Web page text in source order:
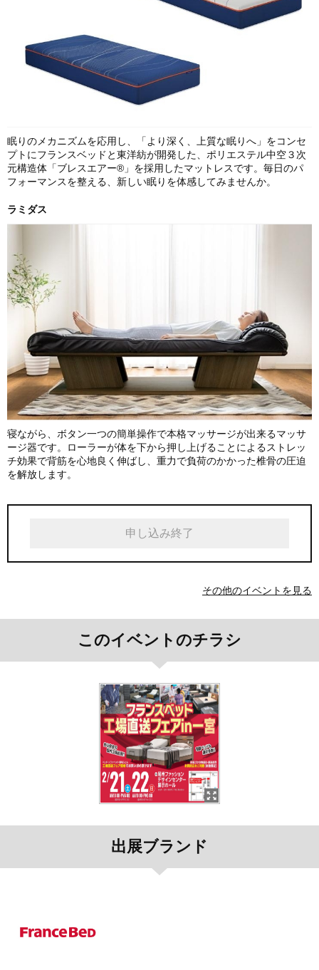
眠りのメカニズムを応用し、「より深く、上質な眠りへ」をコンセ
プトにフランスベッドと東洋紡が開発した、ポリエステル中空３次
元構造体「ブレスエアー®」を採用したマットレスです。毎日のパ
フォーマンスを整える、新しい眠りを体感してみませんか。
ラミダス
寝ながら、ボタン一つの簡単操作で本格マッサージが出来るマッサ
ージ器です。ローラーが体を下から押し上げることによるストレッ
チ効果で背筋を心地良く伸ばし、重力で負荷のかかった椎骨の圧迫
を解放します。
申し込み終了
その他のイベントを見る
このイベントのチラシ
出展ブランド